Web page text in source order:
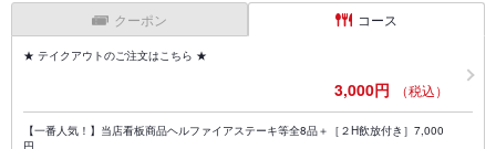
クーポン コース
★ テイクアウトのご注文はこちら ★
3,000円 （税込）
【一番人気！】当店看板商品ヘルファイアステーキ等全8品＋［２H飲放付き］7,000
円